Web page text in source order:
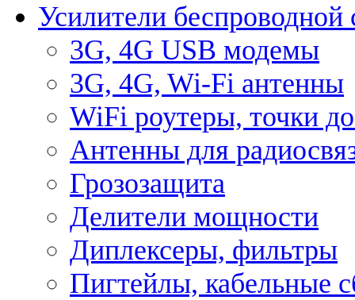
Усилители беспроводной
3G, 4G USB модемы
3G, 4G, Wi-Fi антенны
WiFi роутеры, точки
Антенны для
Грозозащита
Делители мощности
Диплексеры, фильтры
Пигтейлы, кабельные